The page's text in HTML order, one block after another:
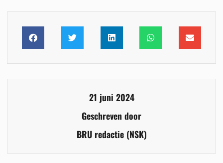
21 juni 2024
Geschreven door
BRU redactie (NSK)